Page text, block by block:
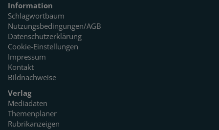
Information
Schlagwortbaum
Nutzungsbedingungen/AGB
Datenschutzerklärung
Cookie-Einstellungen
Impressum
Kontakt
Bildnachweise
Verlag
Mediadaten
Themenplaner
Rubrikanzeigen